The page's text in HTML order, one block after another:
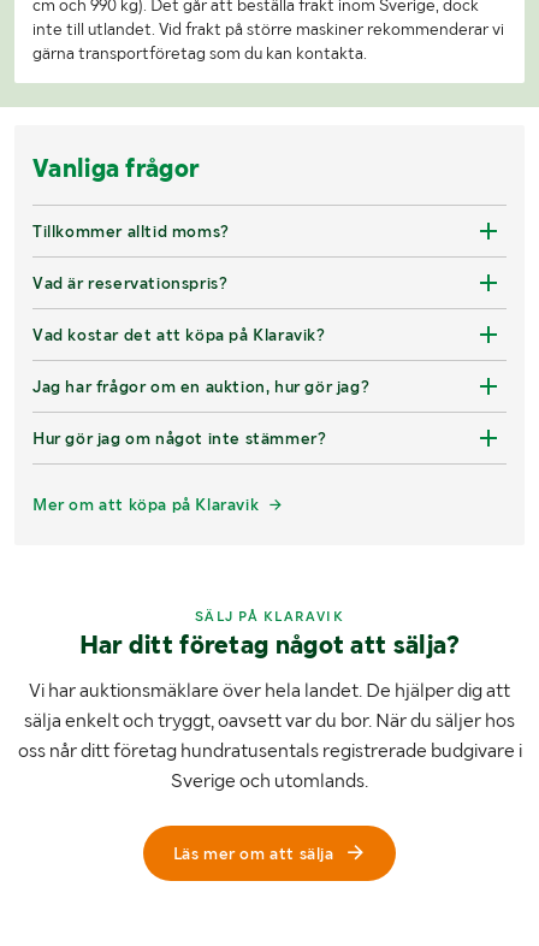
cm och 990 kg). Det går att beställa frakt inom Sverige, dock
inte till utlandet. Vid frakt på större maskiner rekommenderar vi
gärna transportföretag som du kan kontakta.
Vanliga frågor
Tillkommer alltid moms?
Vad är reservationspris?
Vad kostar det att köpa på Klaravik?
Jag har frågor om en auktion, hur gör jag?
Hur gör jag om något inte stämmer?
Mer om att köpa på Klaravik
SÄLJ PÅ KLARAVIK
Har ditt företag något att sälja?
Vi har auktionsmäklare över hela landet. De hjälper dig att
sälja enkelt och tryggt, oavsett var du bor. När du säljer hos
oss når ditt företag hundratusentals registrerade budgivare i
Sverige och utomlands.
Läs mer om att sälja